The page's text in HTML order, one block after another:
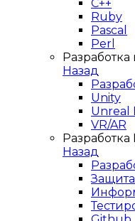
C++
Ruby
Pascal
Perl
Разработка
Назад
Unity
Unreal
VR/AR
Назад